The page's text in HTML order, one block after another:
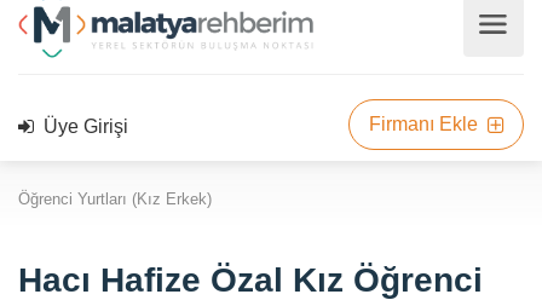
Üye Girişi Firmanı Ekle
Öğrenci Yurtları (Kız Erkek)
Hacı Hafize Özal Kız Öğrenci